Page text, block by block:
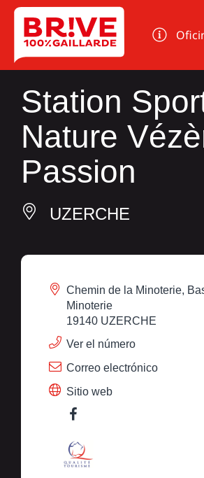
Panel de gestión de cookies
Station
Nature
Passion
UZERCHE
Chemin de la Minoterie,
Minoterie
19140 UZERCHE
Ver el número
Correo electrónico
Sitio web